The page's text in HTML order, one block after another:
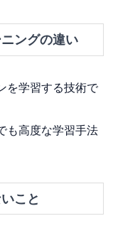
ングの違い
を学習する技術で
も高度な学習手法
こと